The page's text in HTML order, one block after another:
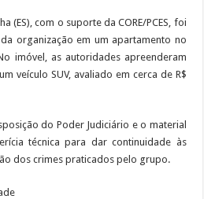
(ES), com o suporte da CORE/PCES, foi
organização em um apartamento no
imóvel, as autoridades apreenderam
veículo SUV, avaliado em cerca de R$
do Poder Judiciário e o material
técnica para dar continuidade às
dos crimes praticados pelo grupo.